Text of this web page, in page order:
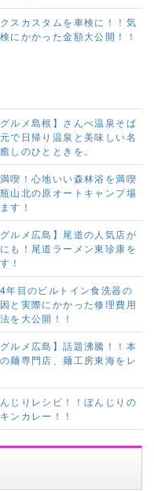
スカスタムを車検に！！気
にかかった金額大公開！！
グルメ島根】さんべ温泉そば
で日帰り温泉と美味しい名
しのひとときを。
喫！心地いい森林浴を満喫
山北の原オートキャンプ場
す！
グルメ広島】尾道の人気店が
も！尾道ラーメン東珍康を
！
年目のビルトイン食洗器の
と実際にかかった修理費用
を大公開！！
グルメ広島】話題沸騰！！本
麺専門店、麺工房東海をレ
じりレシピ！！ぼんじりの
ンカレー！！